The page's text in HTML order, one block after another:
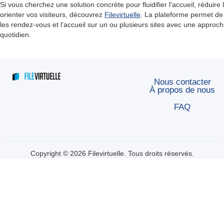
Si vous cherchez une solution concrète pour fluidifier l'accueil, réduire
orienter vos visiteurs, découvrez Filevirtuelle. La plateforme permet
les rendez-vous et l'accueil sur un ou plusieurs sites avec une
quotidien.
Nous contacter
À propos de nous
FAQ
Copyright © 2026 Filevirtuelle. Tous droits réservés.